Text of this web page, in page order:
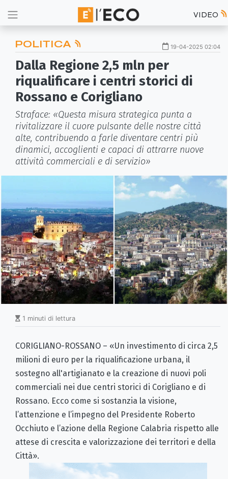
VIDEO
POLITICA 19-04-2025 02:04
Dalla Regione 2,5 mln per
riqualificare i centri storici di
Rossano e Corigliano
Straface: «Questa misura strategica punta a
rivitalizzare il cuore pulsante delle nostre città
alte, contribuendo a farle diventare centri più
dinamici, accoglienti e capaci di attrarre nuove
attività commerciali e di servizio»
1 minuti di lettura
CORIGLIANO-ROSSANO – «Un investimento di circa 2,5
milioni di euro per la riqualificazione urbana, il
sostegno all'artigianato e la creazione di nuovi poli
commerciali nei due centri storici di Corigliano e di
Rossano. Ecco come si sostanzia la visione,
l’attenzione e l’impegno del Presidente Roberto
Occhiuto e l’azione della Regione Calabria rispetto alle
attese di crescita e valorizzazione dei territori e della
Città».